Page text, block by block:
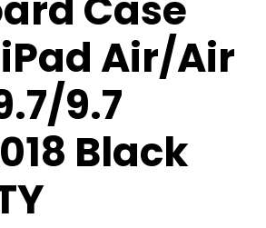
Air/Air
9.7
Black